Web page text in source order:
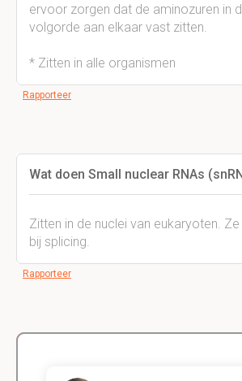
ervoor zorgen dat de aminozuren in
volgorde aan elkaar vast zitten.
* Zitten in alle organismen
Rapporteer
Wat doen Small nuclear RNAs
Zitten in de nuclei van eukaryoten.
bij splicing.
Rapporteer